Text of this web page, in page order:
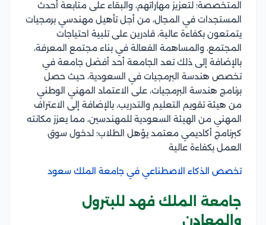
المتخصصة؛ لتعزيز مهاراتهم، والبقاء على متابعة أحدث
المستجدات في المجال، من أجل تأهيل مهندسي برمجيات
يتمتعون بكفاءة عالية، قادرين على تلبية احتياجات
المجتمع، والمساهمة الفعالة في بناء مجتمع المعرفة،
بالإضافة إلى ذلك تعد الجامعة أحد أفضل جامعة في
تخصص هندسة البرمجيات في السعودية، حيث حصل
برنامج هندسة البرمجيات، على الاعتماد المهني الوطني
من هيئة تقويم التعليم والتدريب، بالإضافة إلى الاعتراف
المهني من الهيئة السعودية للمهندسين، مما يعزز مكانته
كبرنامج أكاديمي معتمد يؤهل الطلاب؛ لدخول سوق
العمل بكفاءة عالية
تخصص الذكاء الاصطناعي في جامعة الملك سعود
جامعة الملك فهد للبترول
والمعادن